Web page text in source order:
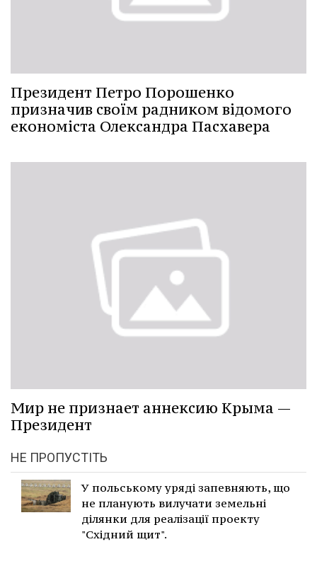
Президент Петро Порошенко
призначив своїм радником відомого
економіста Олександра Пасхавера
Мир не признает аннексию Крыма —
Президент
НЕ ПРОПУСТІТЬ
У польському уряді запевняють, що
не планують вилучати земельні
ділянки для реалізації проекту
"Східний щит".